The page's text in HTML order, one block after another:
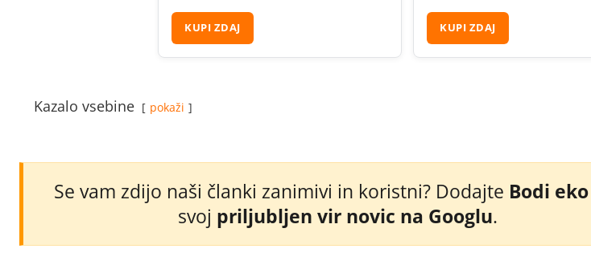
KUPI ZDAJ KUPI ZDAJ
Kazalo vsebine pokaži
Se vam zdijo naši članki zanimivi in koristni? Dodajte Bodi eko
svoj priljubljen vir novic na Googlu.